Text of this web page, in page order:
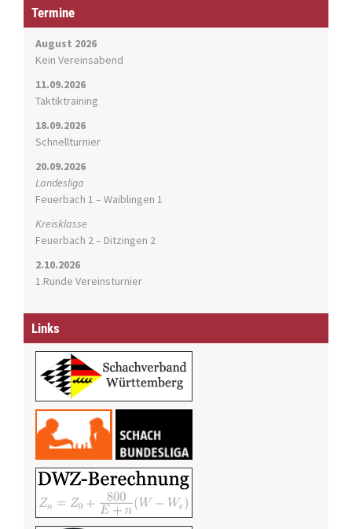
g
Termine
August 2026
Kein Vereinsabend
11.09.2026
Taktiktraining
18.09.2026
Schnellturnier
20.09.2026
Landesliga
Feuerbach 1 – Waiblingen 1
Kreisklasse
Feuerbach 2 – Ditzingen 2
2.10.2026
1.Runde Vereinsturnier
Links